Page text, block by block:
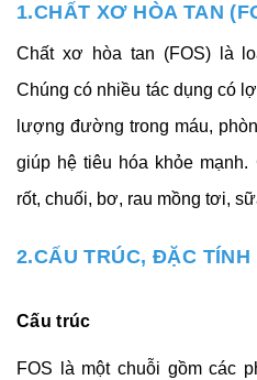
1.CHẤT XƠ HÒA TAN
Chất xơ hòa tan (FOS) là
Chúng có nhiều tác dụng có
lượng đường trong máu,
giúp hệ tiêu hóa khỏe
rốt, chuối, bơ, rau mồng tơi,
2.CẤU TRÚC, ĐẶC TÍNH
Cấu trúc
FOS là một chuỗi gồm các